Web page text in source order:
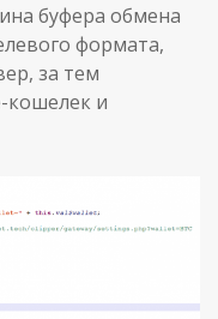
буфера обмена
формата,
за тем
кошелек и